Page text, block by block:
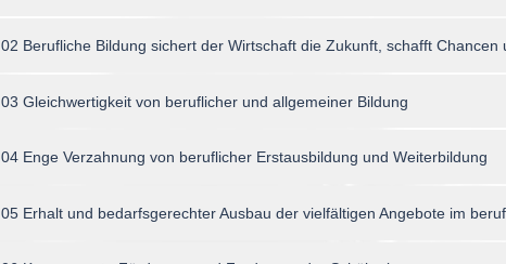
02 Berufliche Bildung sichert der Wirtschaft die Zukunft, schafft Chancen
03 Gleichwertigkeit von beruflicher und allgemeiner Bildung
04 Enge Verzahnung von beruflicher Erstausbildung und Weiterbildung
05 Erhalt und bedarfsgerechter Ausbau der vielfältigen Angebote im